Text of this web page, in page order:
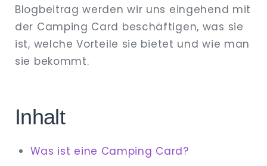
Blogbeitrag werden wir uns eingehend mit
der Camping Card beschäftigen, was sie
ist, welche Vorteile sie bietet und wie man
sie bekommt.
Inhalt
Was ist eine Camping Card?